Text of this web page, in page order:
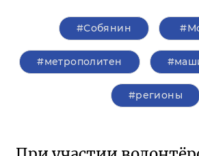
#Собянин
#метрополитен
#регионы